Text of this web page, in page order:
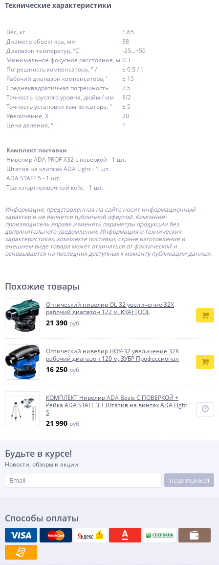
Технические характеристики
Вес, кг
1.65
Диаметр объектива, мм
38
Диапазон температур, °С
-25...+50
Минимальное фокусное расстояние, м 0.3
Погрешность компенсатора, " / '
± 0.5 / 1
Рабочий диапазон компенсатора, ’
± 15
Среднеквадратичная погрешность
2.5
Точность круглого уровня, дюйм / мм
8/2
Точность установки компенсатора, "
± 5
Увеличение, X
20
Цена деления, °
1
Комплект поставки
Нивелир ADA PROF-X32 с поверкой - 1 шт.
Штатив на клипсах ADA Light - 1 шт.
ADA STAFF 5 - 1 шт.
Транспортировочный кейс - 1 шт.
Информация, представленная на сайте носит информационный
характер и не является публичной офертой. Компания-
производитель вправе изменять параметры продукции без
дополнительного уведомления. Информация о технических
характеристиках, комплекте поставки, стране изготовления и
внешнем виде товара может отличаться от фактической и
основывается на последних доступных к моменту публикации данных.
Похожие товары
Оптический нивелир OL-32 увеличение 32Х
рабочий диапазон 122 м, KRAFTOOL
21 390 руб.
Оптический нивелир НОУ-32 увеличение 32Х
рабочий диапазон 120 м, ЗУБР Профессионал
16 250 руб.
КОМПЛЕКТ Нивелир ADA Basis С ПОВЕРКОЙ +
Рейка ADA STAFF 3 + Штатив на винтах ADA Light
S
21 990 руб.
Будьте в курсе!
Новости, обзоры и акции
ПОДПИСАТЬСЯ
Способы оплаты